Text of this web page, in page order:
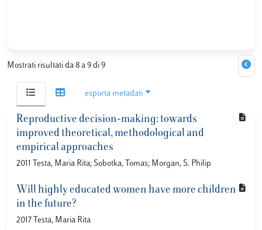
Mostrati risultati da 8 a 9 di 9
esporta metadati
Reproductive decision-making: towards
improved theoretical, methodological and
empirical approaches
2011 Testa, Maria Rita; Sobotka, Tomas; Morgan, S. Philip
Will highly educated women have more children
in the future?
2017 Testa, Maria Rita